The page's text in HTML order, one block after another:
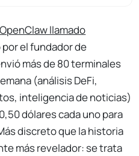
llamado
el fundador de
más de 80 terminales
(análisis DeFi,
inteligencia de noticias)
dólares cada uno para
discreto que la historia
más revelador: se trata